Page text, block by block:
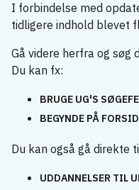
I forbindelse med
tidligere indhold blevet
Gå videre herfra og søg
Du kan fx:
BRUGE UG'S
BEGYNDE PÅ
Du kan også gå direkte
UDDANNELSER TIL